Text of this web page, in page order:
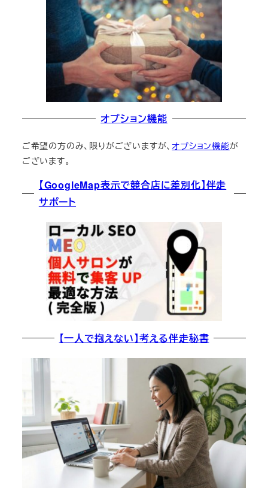
オプション機能
ご希望の方のみ、限りがございますが、オプション機能が
ございます。
【GoogleMap表示で競合店に差別化】伴走
サポート
【一人で抱えない】考える伴走秘書